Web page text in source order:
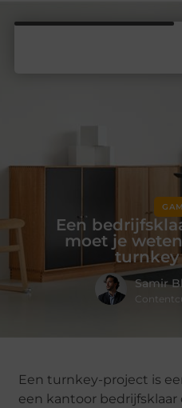
Een
moet je
Samir
Een turnkey-project is
een kantoor